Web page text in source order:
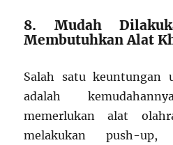
8. Mudah
Membutuhkan Alat
Salah satu keuntungan
adalah
memerlukan alat
melakukan push-